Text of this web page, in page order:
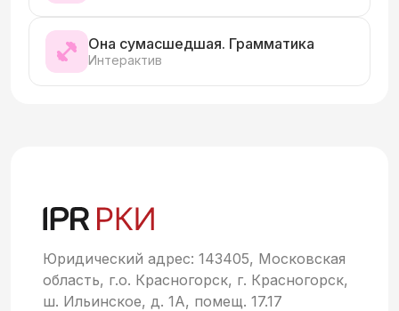
Она сумасшедшая. Грамматика
Интерактив
Юридический адрес: 143405, Московская
область, г.о. Красногорск, г. Красногорск,
ш. Ильинское, д. 1А, помещ. 17.17